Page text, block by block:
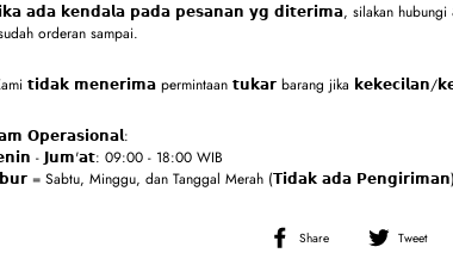
𝗮𝗱𝗮 𝗸𝗲𝗻𝗱𝗮𝗹𝗮 𝗽𝗮𝗱𝗮 𝗽𝗲𝘀𝗮𝗻𝗮𝗻 𝘆𝗴 𝗱𝗶𝘁𝗲𝗿𝗶𝗺𝗮, silakan hubungi
orderan sampai.
𝘁𝗶𝗱𝗮𝗸 𝗺𝗲𝗻𝗲𝗿𝗶𝗺𝗮 permintaan 𝘁𝘂𝗸𝗮𝗿 barang jika
𝗢𝗽𝗲𝗿𝗮𝘀𝗶𝗼𝗻𝗮𝗹:
- 𝗝𝘂𝗺'𝗮𝘁: 09:00 - 18:00 WIB
= Sabtu, Minggu, dan Tanggal Merah (𝗧𝗶𝗱𝗮𝗸 𝗮𝗱𝗮 𝗣𝗲𝗻𝗴𝗶𝗿𝗶𝗺𝗮𝗻)
Share
Share
Tweet